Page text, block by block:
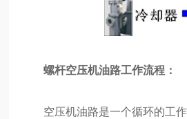
螺杆空压机油路工作流程：
空压机油路是一个循环的工